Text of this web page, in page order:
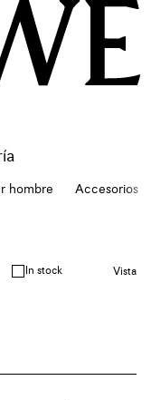
hombre Accesorios
In stock Vista